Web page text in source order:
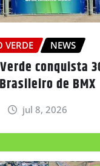
VERDE NEWS
conquista
de BMX
jul 8, 2026